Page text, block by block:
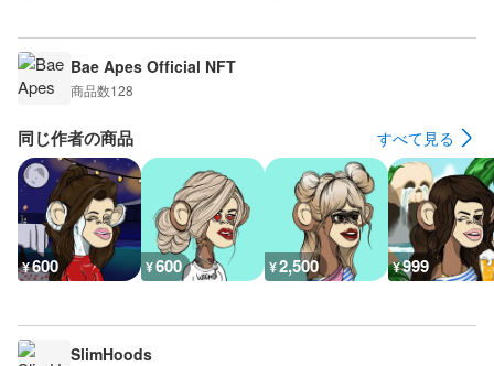
Bae Apes Official NFT
商品数128
同じ作者の商品 すべて見る
¥600 ¥600 ¥2,500 ¥999
SlimHoods